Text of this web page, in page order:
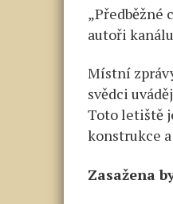
„Předběžné
autoři
Místní
svědci
Toto letiště
konstrukce
Zasažena